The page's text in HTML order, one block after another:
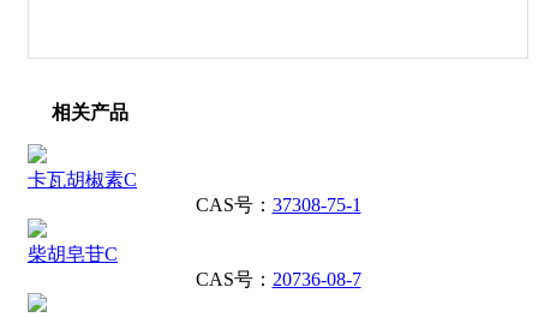
相关产品
卡瓦胡椒素C
CAS号： 37308-75-1
柴胡皂苷C
CAS号： 20736-08-7